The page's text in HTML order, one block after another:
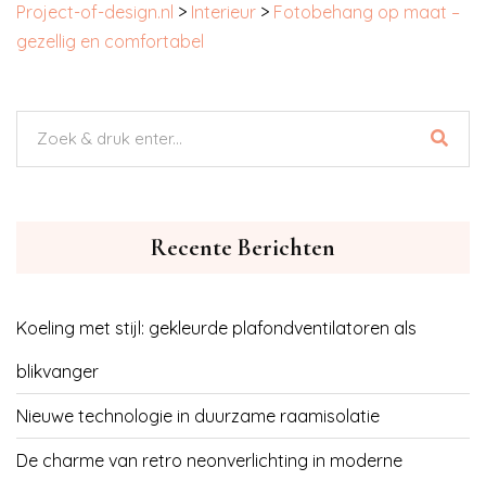
Project-of-design.nl > Interieur > Fotobehang op maat –
gezellig en comfortabel
Recente Berichten
Koeling met stijl: gekleurde plafondventilatoren als
blikvanger
Nieuwe technologie in duurzame raamisolatie
De charme van retro neonverlichting in moderne